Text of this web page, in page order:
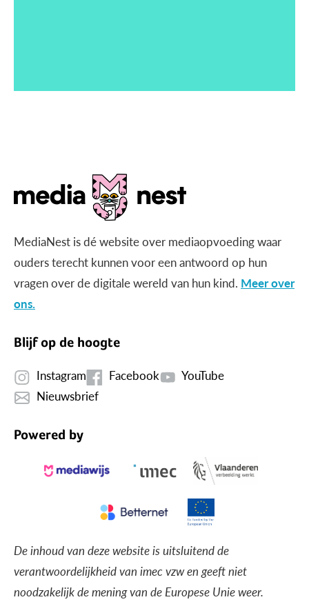
MediaNest is dé website over mediaopvoeding waar
ouders terecht kunnen voor een antwoord op hun
vragen over de digitale wereld van hun kind. Meer over
ons.
Blijf op de hoogte
Instagram Facebook
YouTube
Nieuwsbrief
Powered by
De inhoud van deze website is uitsluitend de
verantwoordelijkheid van imec vzw en geeft niet
noodzakelijk de mening van de Europese Unie weer.